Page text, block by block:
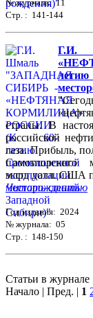
№ журнала: 11
Стр. : 141-144
Г.И.
страны. В
российской
газа. Прибыль,
млрд долл. США
Читать статью
Год издания: 2024
№ журнала: 05
Стр. : 148-150
Статьи в журнале
Начало | Пред. | 1